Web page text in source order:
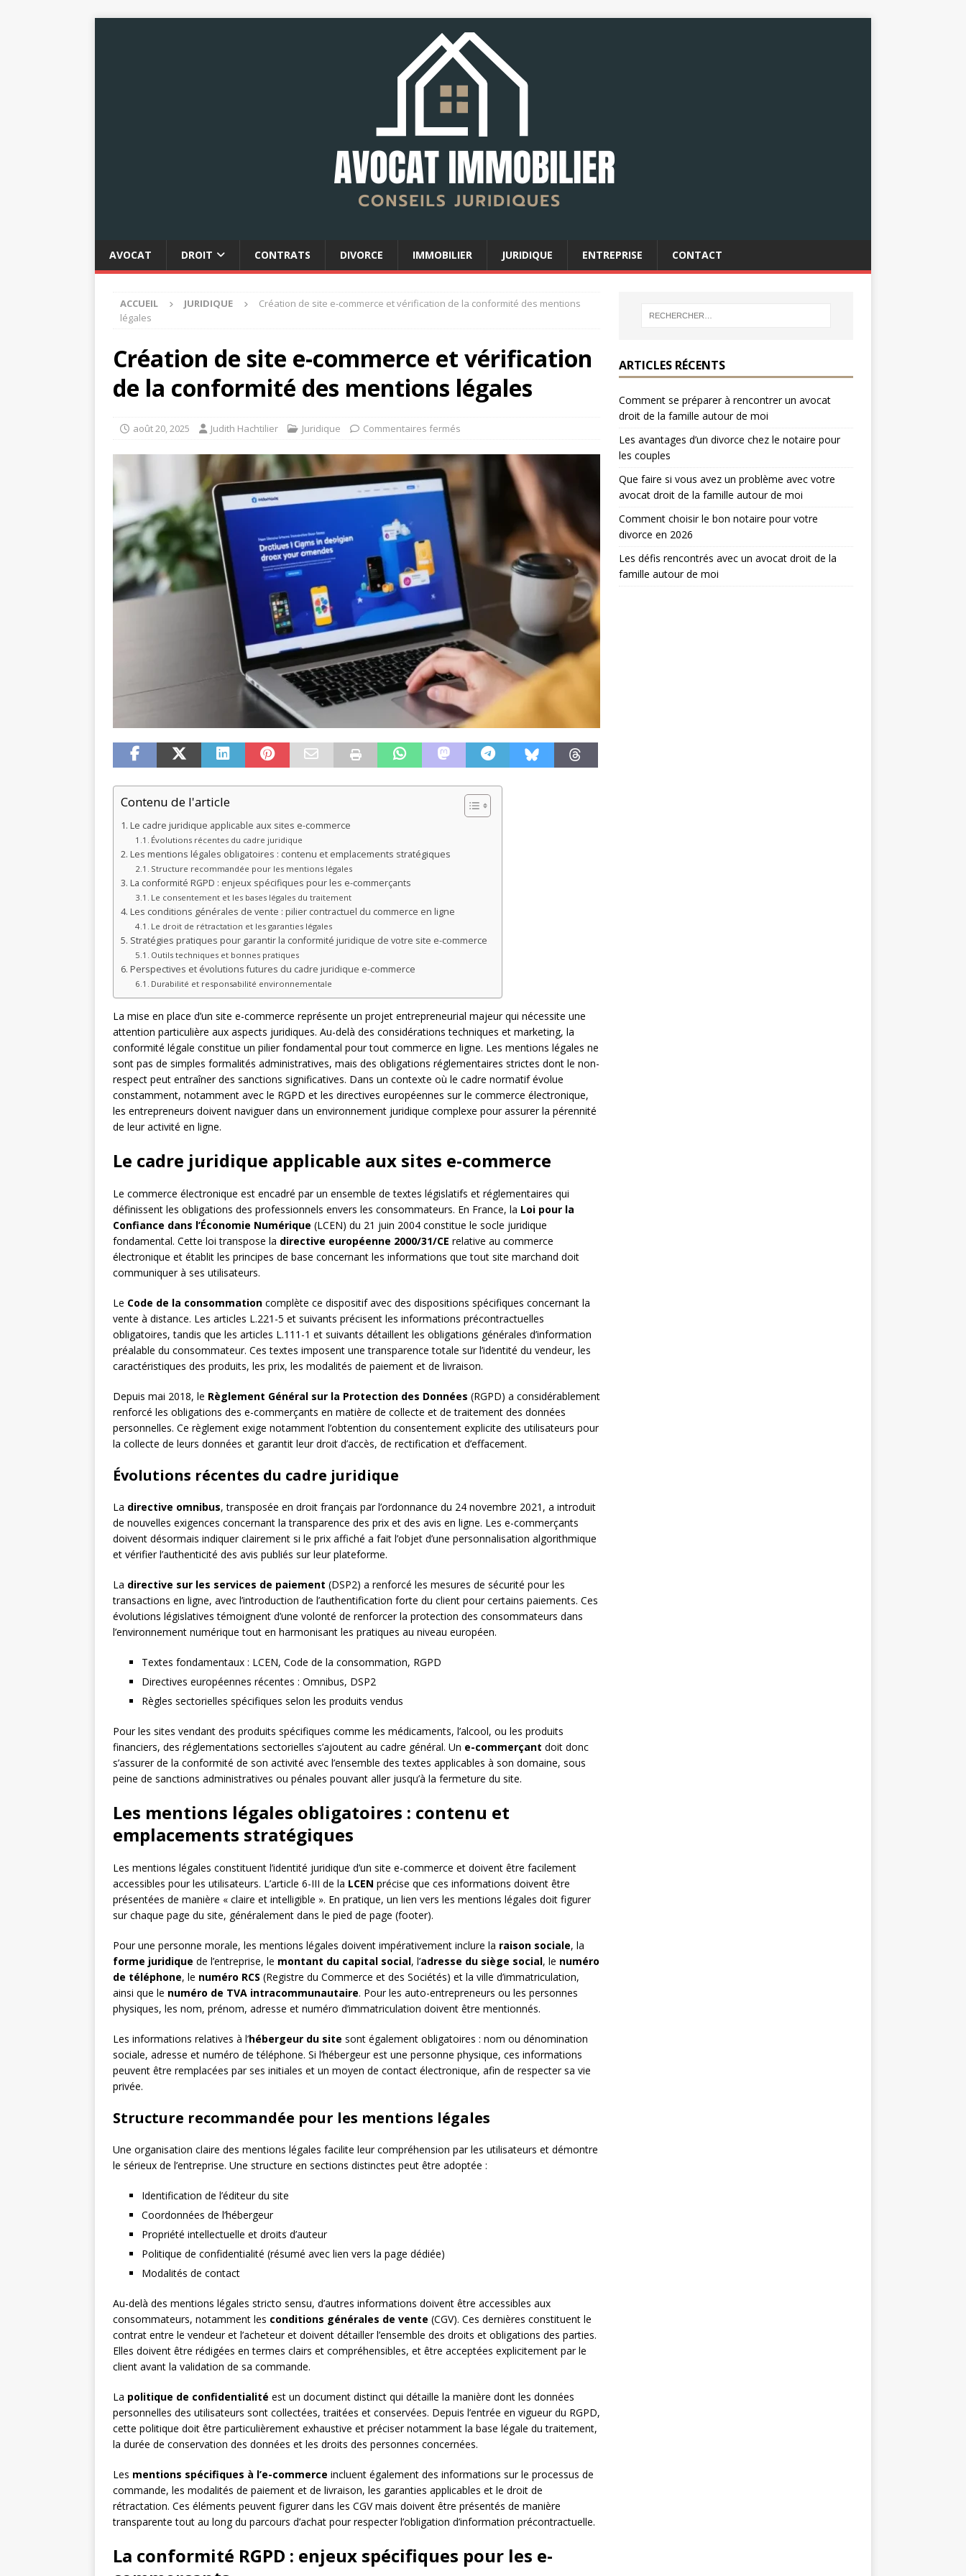
AVOCAT DROIT CONTRATS DIVORCE IMMOBILIER JURIDIQUE ENTREPRISE CONTACT
ACCUEIL JURIDIQUE
Création de site e-commerce et vérification de la conformité des mentions
légales
Création de site e-commerce et vérification
de la conformité des mentions légales
août 20, 2025 Judith Hachtilier Juridique Commentaires fermés
Contenu de l'article
Le cadre juridique applicable aux sites e-commerce
Évolutions récentes du cadre juridique
Les mentions légales obligatoires : contenu et emplacements stratégiques
Structure recommandée pour les mentions légales
La conformité RGPD : enjeux spécifiques pour les e-commerçants
Le consentement et les bases légales du traitement
Les conditions générales de vente : pilier contractuel du commerce en ligne
Le droit de rétractation et les garanties légales
Stratégies pratiques pour garantir la conformité juridique de votre site e-commerce
Outils techniques et bonnes pratiques
Perspectives et évolutions futures du cadre juridique e-commerce
Durabilité et responsabilité environnementale
La mise en place d’un site e-commerce représente un projet entrepreneurial majeur qui nécessite une
attention particulière aux aspects juridiques. Au-delà des considérations techniques et marketing, la
conformité légale constitue un pilier fondamental pour tout commerce en ligne. Les mentions légales ne
sont pas de simples formalités administratives, mais des obligations réglementaires strictes dont le non-
respect peut entraîner des sanctions significatives. Dans un contexte où le cadre normatif évolue
constamment, notamment avec le RGPD et les directives européennes sur le commerce électronique,
les entrepreneurs doivent naviguer dans un environnement juridique complexe pour assurer la pérennité
de leur activité en ligne.
Le cadre juridique applicable aux sites e-commerce
Le commerce électronique est encadré par un ensemble de textes législatifs et réglementaires qui
définissent les obligations des professionnels envers les consommateurs. En France, la Loi pour la
Confiance dans l’Économie Numérique (LCEN) du 21 juin 2004 constitue le socle juridique
fondamental. Cette loi transpose la directive européenne 2000/31/CE relative au commerce
électronique et établit les principes de base concernant les informations que tout site marchand doit
communiquer à ses utilisateurs.
Le Code de la consommation complète ce dispositif avec des dispositions spécifiques concernant la
vente à distance. Les articles L.221-5 et suivants précisent les informations précontractuelles
obligatoires, tandis que les articles L.111-1 et suivants détaillent les obligations générales d’information
préalable du consommateur. Ces textes imposent une transparence totale sur l’identité du vendeur, les
caractéristiques des produits, les prix, les modalités de paiement et de livraison.
Depuis mai 2018, le Règlement Général sur la Protection des Données (RGPD) a considérablement
renforcé les obligations des e-commerçants en matière de collecte et de traitement des données
personnelles. Ce règlement exige notamment l’obtention du consentement explicite des utilisateurs pour
la collecte de leurs données et garantit leur droit d’accès, de rectification et d’effacement.
Évolutions récentes du cadre juridique
La directive omnibus, transposée en droit français par l’ordonnance du 24 novembre 2021, a introduit
de nouvelles exigences concernant la transparence des prix et des avis en ligne. Les e-commerçants
doivent désormais indiquer clairement si le prix affiché a fait l’objet d’une personnalisation algorithmique
et vérifier l’authenticité des avis publiés sur leur plateforme.
La directive sur les services de paiement (DSP2) a renforcé les mesures de sécurité pour les
transactions en ligne, avec l’introduction de l’authentification forte du client pour certains paiements. Ces
évolutions législatives témoignent d’une volonté de renforcer la protection des consommateurs dans
l’environnement numérique tout en harmonisant les pratiques au niveau européen.
Textes fondamentaux : LCEN, Code de la consommation, RGPD
Directives européennes récentes : Omnibus, DSP2
Règles sectorielles spécifiques selon les produits vendus
Pour les sites vendant des produits spécifiques comme les médicaments, l’alcool, ou les produits
financiers, des réglementations sectorielles s’ajoutent au cadre général. Un e-commerçant doit donc
s’assurer de la conformité de son activité avec l’ensemble des textes applicables à son domaine, sous
peine de sanctions administratives ou pénales pouvant aller jusqu’à la fermeture du site.
Les mentions légales obligatoires : contenu et
emplacements stratégiques
Les mentions légales constituent l’identité juridique d’un site e-commerce et doivent être facilement
accessibles pour les utilisateurs. L’article 6-III de la LCEN précise que ces informations doivent être
présentées de manière « claire et intelligible ». En pratique, un lien vers les mentions légales doit figurer
sur chaque page du site, généralement dans le pied de page (footer).
Pour une personne morale, les mentions légales doivent impérativement inclure la raison sociale, la
forme juridique de l’entreprise, le montant du capital social, l’adresse du siège social, le numéro
de téléphone, le numéro RCS (Registre du Commerce et des Sociétés) et la ville d’immatriculation,
ainsi que le numéro de TVA intracommunautaire. Pour les auto-entrepreneurs ou les personnes
physiques, les nom, prénom, adresse et numéro d’immatriculation doivent être mentionnés.
Les informations relatives à l’hébergeur du site sont également obligatoires : nom ou dénomination
sociale, adresse et numéro de téléphone. Si l’hébergeur est une personne physique, ces informations
peuvent être remplacées par ses initiales et un moyen de contact électronique, afin de respecter sa vie
privée.
Structure recommandée pour les mentions légales
Une organisation claire des mentions légales facilite leur compréhension par les utilisateurs et démontre
le sérieux de l’entreprise. Une structure en sections distinctes peut être adoptée :
Identification de l’éditeur du site
Coordonnées de l’hébergeur
Propriété intellectuelle et droits d’auteur
Politique de confidentialité (résumé avec lien vers la page dédiée)
Modalités de contact
Au-delà des mentions légales stricto sensu, d’autres informations doivent être accessibles aux
consommateurs, notamment les conditions générales de vente (CGV). Ces dernières constituent le
contrat entre le vendeur et l’acheteur et doivent détailler l’ensemble des droits et obligations des parties.
Elles doivent être rédigées en termes clairs et compréhensibles, et être acceptées explicitement par le
client avant la validation de sa commande.
La politique de confidentialité est un document distinct qui détaille la manière dont les données
personnelles des utilisateurs sont collectées, traitées et conservées. Depuis l’entrée en vigueur du RGPD,
cette politique doit être particulièrement exhaustive et préciser notamment la base légale du traitement,
la durée de conservation des données et les droits des personnes concernées.
Les mentions spécifiques à l’e-commerce incluent également des informations sur le processus de
commande, les modalités de paiement et de livraison, les garanties applicables et le droit de
rétractation. Ces éléments peuvent figurer dans les CGV mais doivent être présentés de manière
transparente tout au long du parcours d’achat pour respecter l’obligation d’information précontractuelle.
La conformité RGPD : enjeux spécifiques pour les e-
ARTICLES RÉCENTS
Comment se préparer à rencontrer un avocat
droit de la famille autour de moi
Les avantages d’un divorce chez le notaire pour
les couples
Que faire si vous avez un problème avec votre
avocat droit de la famille autour de moi
Comment choisir le bon notaire pour votre
divorce en 2026
Les défis rencontrés avec un avocat droit de la
famille autour de moi